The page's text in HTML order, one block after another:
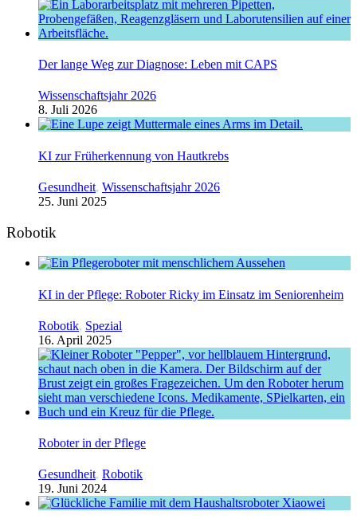
Der lange Weg zur Diagnose: Leben mit CAPS
Wissenschaftsjahr 2026
8. Juli 2026
KI zur Früherkennung von Hautkrebs
Gesundheit, Wissenschaftsjahr 2026
25. Juni 2025
Robotik
KI in der Pflege: Roboter Ricky im Einsatz im Seniorenheim
Robotik, Spezial
16. April 2025
Roboter in der Pflege
Gesundheit, Robotik
19. Juni 2024